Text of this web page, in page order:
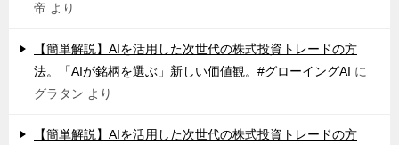
帝 より
【簡単解説】AIを活用した次世代の株式投資トレードの方
法。「AIが銘柄を選ぶ」新しい価値観。#グローイングAI に
グラタン より
【簡単解説】AIを活用した次世代の株式投資トレードの方